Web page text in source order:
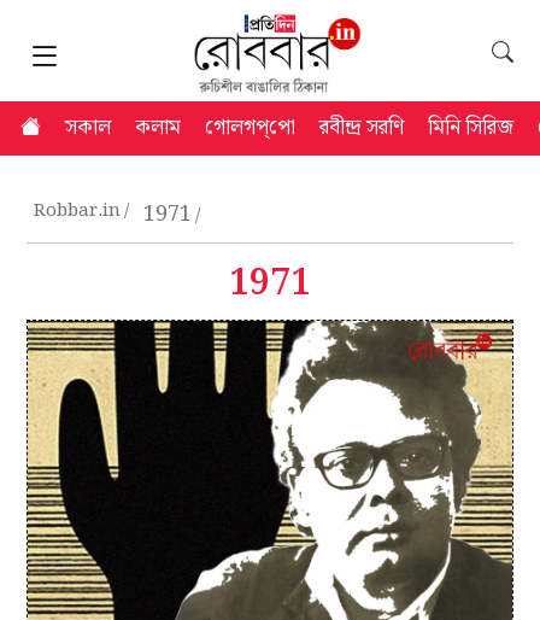
সকাল কলাম গোলগপ্‌পো রবীন্দ্র সরণি মিনি সিরিজ
Robbar.in 1971
1971